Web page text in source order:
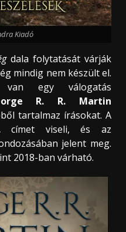
Kiadó
dala folytatását várják
mindig nem készült el.
egy válogatás
R. R. Martin
tartalmaz írásokat. A
címet viseli, és az
jelent meg.
2018-ban várható.